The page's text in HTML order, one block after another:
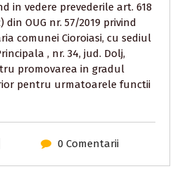
in vedere prevederile art. 618
din OUG nr. 57/2019 privind
comunei Cioroiasi, cu sediul
, nr. 34, jud. Dolj,
promovarea in gradul
pentru urmatoarele functii
0 Comentarii